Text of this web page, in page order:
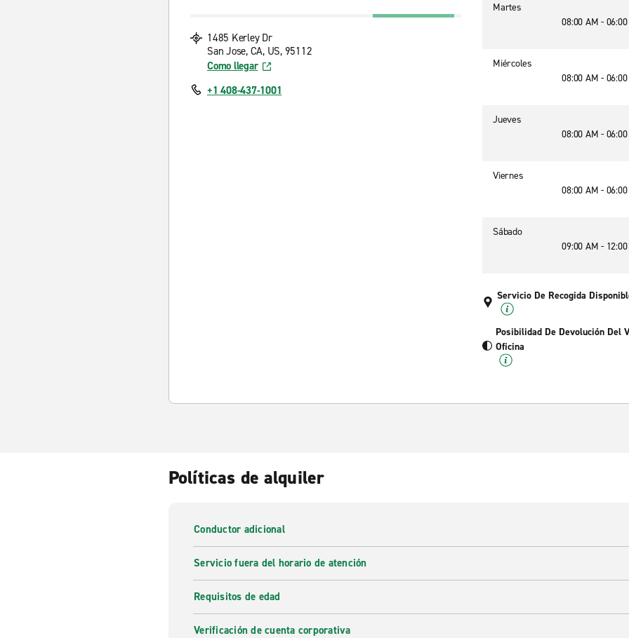
1485 Kerley Dr
San Jose, CA, US, 95112
Como llegar
+1 408-437-1001
Martes
08:00 AM -
Miércoles
08:00 AM -
Jueves
08:00 AM -
Viernes
08:00 AM -
Sábado
09:00 AM -
Servicio De Recogida
Posibilidad De Devolución Del
Oficina
Políticas de alquiler
Conductor adicional
Servicio fuera del horario de atención
Requisitos de edad
Verificación de cuenta corporativa